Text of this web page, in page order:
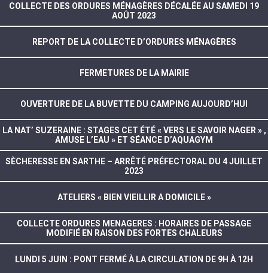
COLLECTE DES ORDURES MÉNAGÈRES DÉCALÉE AU SAMEDI 19
AOÛT 2023
REPORT DE LA COLLECTE D’ORDURES MÉNAGÈRES
FERMETURES DE LA MAIRIE
OUVERTURE DE LA BUVETTE DU CAMPING AUJOURD’HUI
LA NAT’ SUZERAINE : STAGES CET ÉTÉ « VERS LE SAVOIR NAGER » ,
AMUSE L’EAU » ET SÉANCE D’AQUAGYM
SÈCHERESSE EN SARTHE – ARRÊTÉ PRÉFECTORAL DU 4 JUILLET
2023
ATELIERS « BIEN VIEILLIR A DOMICILE »
COLLECTE ORDURES MENAGERES : HORAIRES DE PASSAGE
MODIFIÉ EN RAISON DES FORTES CHALEURS
LUNDI 5 JUIN : PONT FERMÉ À LA CIRCULATION DE 9H À 12H